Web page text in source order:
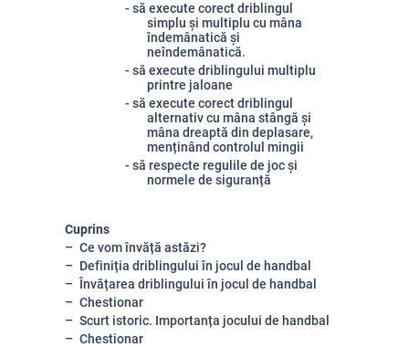
- să execute corect driblingul
simplu și multiplu cu mâna
îndemânatică și
neîndemânatică.
-să executedriblingului multiplu
printre jaloane
- să execute corect driblingul
alternativ cu mâna stângă și
mâna dreaptă din deplasare,
menținând controlul mingii
- să respecte regulile de joc și
normele de siguranță
Cuprins
Ce vom învăță astăzi?
Definiția driblingului în jocul de handbal
Învățarea driblingului în jocul de handbal
Chestionar
Scurt istoric. Importanța jocului de handbal
Chestionar